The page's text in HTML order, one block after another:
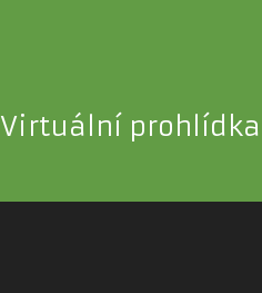
Virtuální prohlídka